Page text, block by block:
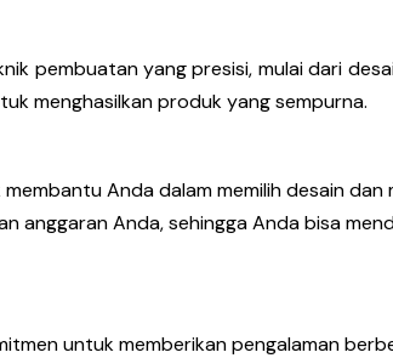
pembuatan yang presisi, mulai dari
menghasilkan produk yang sempurna.
Anda dalam memilih desain dan
anggaran Anda, sehingga Anda bisa
untuk memberikan pengalaman